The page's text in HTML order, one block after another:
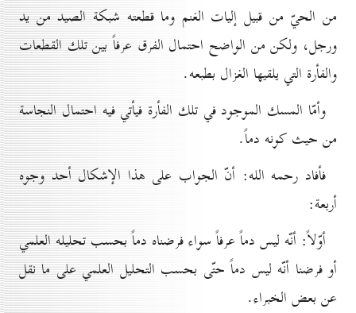
من الحيّ من قبيل إليات الغنم وما قطعته شبكة الصيد من يد
ورجل، ولكن من الواضح احتمال الفرق عرفاً بين تلك القطعات
والفأرة التي يلقيها الغزال بطبعه.
وأمّا المسك الموجود في تلك الفأرة فيأتي فيه احتمال النجاسة
من حيث كونه دماً.
فأفاد رحمه الله: أنّ الجواب على هذا الإشكال أحد وجوه
أربعة:
أوّلاً: أنّه ليس دماً عرفاً سواء فرضناه دماً بحسب تحليله العلمي
أو فرضنا أنّه ليس دماً حتّى بحسب التحليل العلمي على ما نقل
عن بعض الخبراء.